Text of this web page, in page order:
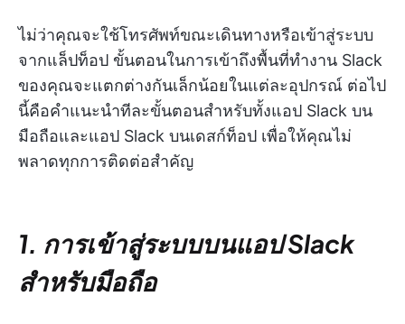
ไม่ว่าคุณจะใช้โทรศัพท์ขณะเดินทางหรือเข้าสู่ระบบ
จากแล็ปท็อป ขั้นตอนในการเข้าถึงพื้นที่ทำงาน Slack
ของคุณจะแตกต่างกันเล็กน้อยในแต่ละอุปกรณ์ ต่อไป
นี้คือคำแนะนำทีละขั้นตอนสำหรับทั้งแอป Slack บน
มือถือและแอป Slack บนเดสก์ท็อป เพื่อให้คุณไม่
พลาดทุกการติดต่อสำคัญ
1. การเข้าสู่ระบบบนแอป Slack
สำหรับมือถือ